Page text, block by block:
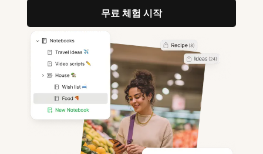
무료 체험 시작